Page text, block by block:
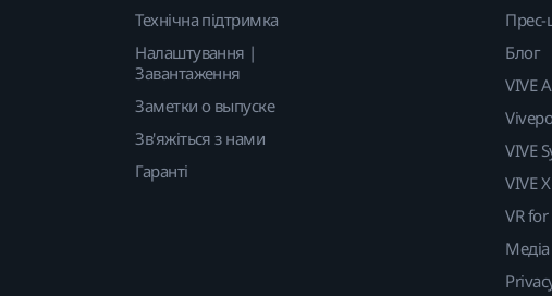
Технічна підтримка
Налаштування |
Завантаження
Заметки о выпуске
Зв'яжіться з нами
Гаранті
Прес-
Блог
VIVE
VIVE
VIVE X
VR
Медіа